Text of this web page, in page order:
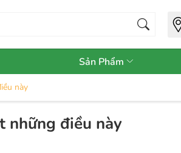
Sản Phẩm
này
những điều này